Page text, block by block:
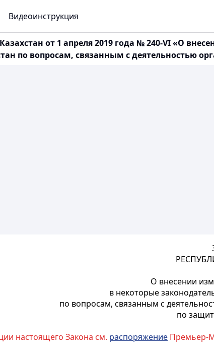
Видеоинструкция
от 1 апреля 2019 года № 240-VI «О
по вопросам, связанным с деятельностью
О внесении
в некоторые
по вопросам, связанным с
по
настоящего Закона см. распоряжение Премьер-